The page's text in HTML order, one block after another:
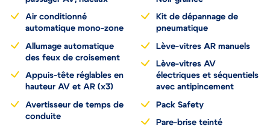
Air conditionné
automatique mono-zone
Allumage automatique
des feux de croisement
Appuis-tête réglables en
hauteur AV et AR (x3)
Avertisseur de temps de
conduite
Kit de dépannage de
pneumatique
Lève-vitres AR manuels
Lève-vitres AV
électriques et séquentiels
avec antipincement
Pack Safety
Pare-brise teinté